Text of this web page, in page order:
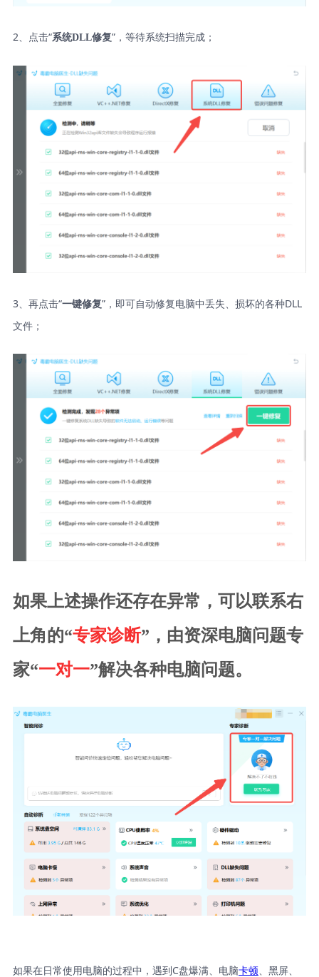
2、点击“系统DLL修复”，等待系统扫描完成；
3、再点击“一键修复”，即可自动修复电脑中丢失、损坏的各种DLL
文件；
如果上述操作还存在异常，可以联系右
上角的“专家诊断”，由资深电脑问题专
家“一对一”解决各种电脑问题。
如果在日常使用电脑的过程中，遇到C盘爆满、电脑卡顿、黑屏、